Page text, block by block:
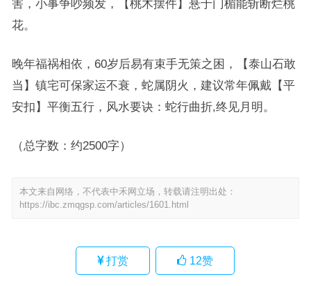
害，小事争吵频发，【桃木摆件】悬于门楣能斩断烂桃
花。
晚年福祸相依，60岁后易有束手无策之困，【泰山石敢
当】镇宅可保家运不衰，蛇属阴火，建议常年佩戴【平
安扣】平衡五行，风水要诀：蛇行曲折,终见月明。
（总字数：约2500字）
本文来自网络，不代表中禾网立场，转载请注明出处：
https://ibc.zmqgsp.com/articles/1601.html
打赏 12赞